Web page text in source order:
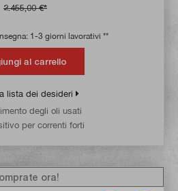
2.455,00 €*
1-3 giorni lavorativi **
al carrello
lista dei desideri
degli oli usati
per correnti forti
ora!